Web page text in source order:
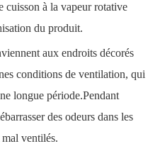
cuisson à la vapeur rotative
du produit.
aux endroits décorés
conditions de ventilation, qui
longue période.Pendant
des odeurs dans les
ventilés.